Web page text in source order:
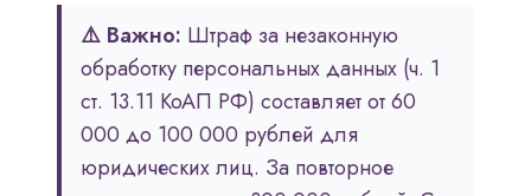
⚠️ Важно: Штраф за незаконную
обработку персональных данных (ч. 1
ст. 13.11 КоАП РФ) составляет от 60
000 до 100 000 рублей для
юридических лиц. За повторное